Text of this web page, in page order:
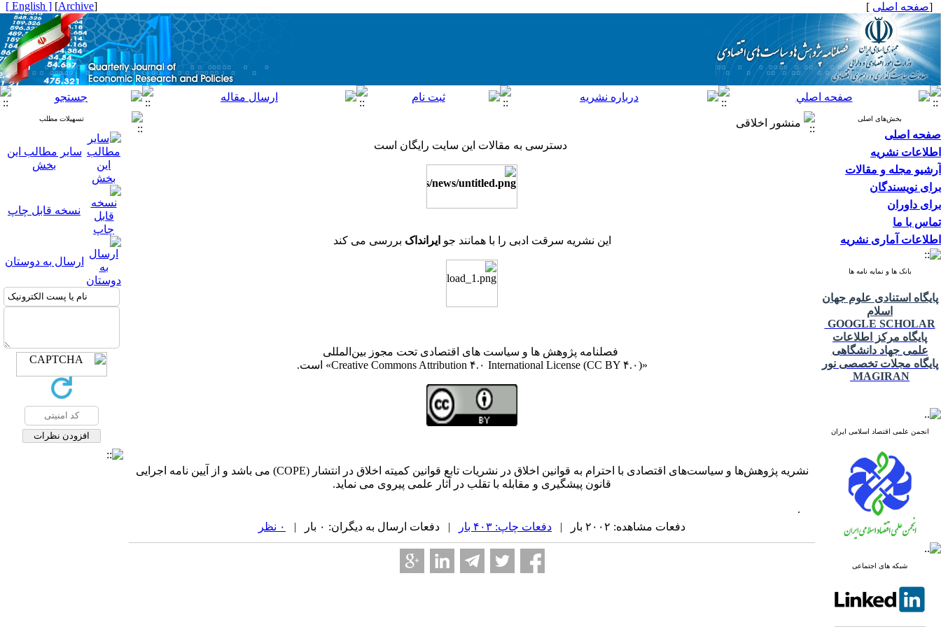
[صفحه اصلی ]
[
Archive
]
[ English ]
بخش‌های اصلی
صفحه اصلی
اطلاعات نشریه
آرشیو مجله و مقالات
برای نویسندگان
برای داوران
تماس با ما
اطلاعات آماری نشریه
بانک ها و نمایه نامه ها
پایگاه استنادی علوم جهان
اسلام
GOOGLE SCHOLAR
پایگاه مرکز اطلاعات
علمی جهاد دانشگاهی
پایگاه مجلات تخصصی نور
MAGIRAN
انجمن علمی اقتصاد اسلامی ایران
شبکه های اجتماعی
منشور اخلاقی
دسترسی به مقالات این سایت رایگان است
این نشریه سرقت ادبی را با همانند جو ایرانداک بررسی می کند
فصلنامه پژوهش ها و سیاست های اقتصادی تحت مجوز بین‌المللی
«Creative Commons Attribution ۴.۰ International License (CC BY ۴.۰)» است.
نشریه پژوهش‌ها و سیاست‌های اقتصادی با احترام به قوانین اخلاق در نشریات تابع قوانین کمیته اخلاق در انتشار (COPE) می باشد و از آیین نامه اجرایی
قانون پیشگیری و مقابله با تقلب در آثار علمی پیروی می نماید.
.
تسهیلات مطلب
سایر مطالب این
بخش
نسخه قابل چاپ
ارسال به دوستان
دفعات مشاهده: ۲۰۰۲ بار | دفعات چاپ: ۴۰۳ بار | دفعات ارسال به دیگران: ۰ بار | ۰ نظر